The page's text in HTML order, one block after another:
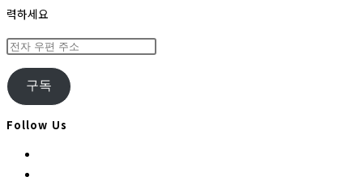
력하세요
전
우
편
주
구독
Follow Us